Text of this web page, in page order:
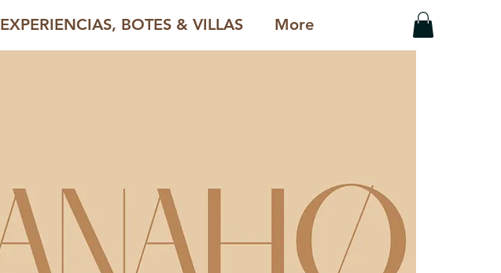
EXPERIENCIAS, BOTES & VILLAS More